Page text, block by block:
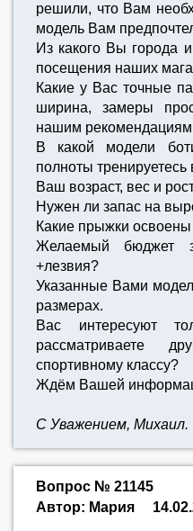
решили, что Вам
модель Вам
Из какого Вы города
посещения наших
Какие у Вас точные
ширина, замеры
нашим
В какой модели
полноты
Ваш возраст, вес и
Нужен ли запас на
Какие прыжки
Желаемый бюджет
+лезвия?
Указанные Вами
размерах.
Вас интересуют
рассматриваете
спортивному классу?
Ждём Вашей
С Уважением, Михаил.
Вопрос № 21145
Автор: Мария